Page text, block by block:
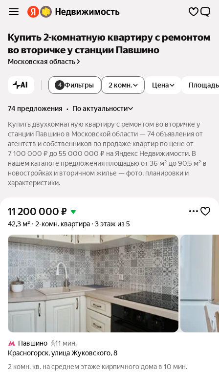
Купить 2-комнатную квартиру с ремонтом
во вторичке у станции Павшино
Московская область
AI 4 Фильтры 2 комн. Цена Площадь
74 предложения •
по актуальности
Купить двухкомнатную квартиру с ремонтом во вторичке у
станции Павшино в Московской области — 74 объявления от
агентств и собственников по продаже квартир по цене от
7 100 000 ₽ до 55 000 000 ₽ на Яндекс Недвижимости. В
нашем каталоге предложения площадью от 36 м² до 90,5 м² в
новостройках и вторичном жилье — фото, планировки и
характеристики.
11 200 000 ₽
42,3 м² 2-комн. квартира 3 этаж из 5
Павшино
11 мин.
Красногорск,улица Жуковского,8
2 комн. кв. на среднем этаже кирпичного дома в 10 мин.